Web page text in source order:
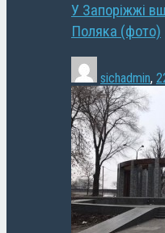
У Запоріжжі
Поляка (фото)
sichadmin,